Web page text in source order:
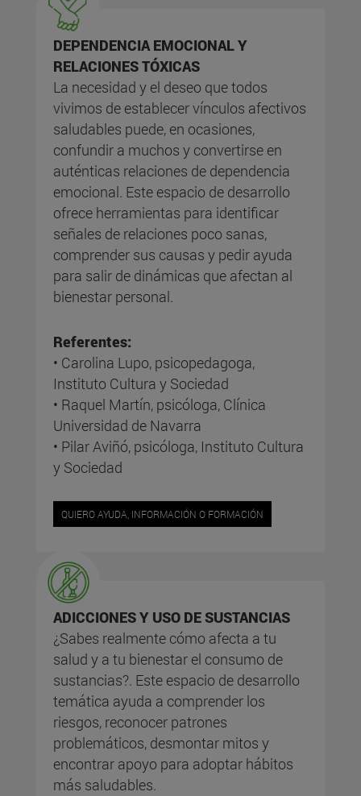
DEPENDENCIA EMOCIONAL Y
RELACIONES TÓXICAS
La necesidad y el deseo que todos
vivimos de establecer vínculos afectivos
saludables puede, en ocasiones,
confundir a muchos y convertirse en
auténticas relaciones de dependencia
emocional. Este espacio de desarrollo
ofrece herramientas para identificar
señales de relaciones poco sanas,
comprender sus causas y pedir ayuda
para salir de dinámicas que afectan al
bienestar personal.
Referentes:
• Carolina Lupo, psicopedagoga,
Instituto Cultura y Sociedad
• Raquel Martín, psicóloga, Clínica
Universidad de Navarra
• Pilar Aviñó, psicóloga, Instituto Cultura
y Sociedad
QUIERO AYUDA, INFORMACIÓN O FORMACIÓN
ADICCIONES Y USO DE SUSTANCIAS
¿Sabes realmente cómo afecta a tu
salud y a tu bienestar el consumo de
sustancias?. Este espacio de desarrollo
temática ayuda a comprender los
riesgos, reconocer patrones
problemáticos, desmontar mitos y
encontrar apoyo para adoptar hábitos
más saludables.